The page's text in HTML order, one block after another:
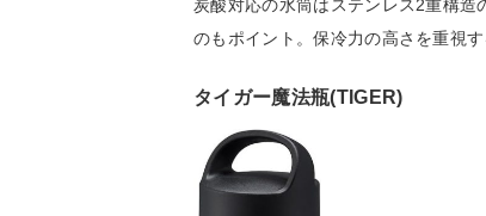
炭酸対応の水筒はステンレス2重構
のもポイント。保冷力の高さを重視
タイガー魔法瓶(TIGER)